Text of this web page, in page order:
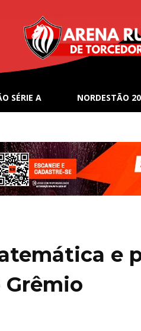
SÉRIE A NORDESTÃO
e